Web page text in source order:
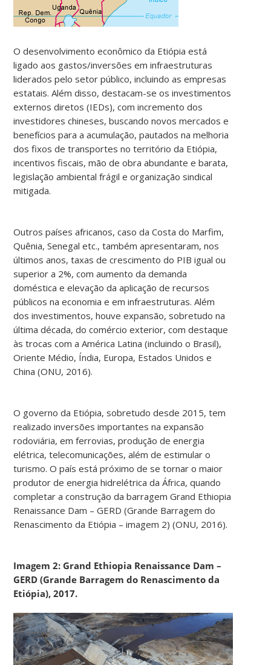
O desenvolvimento econômico da Etiópia está
ligado aos gastos/inversões em infraestruturas
liderados pelo setor público, incluindo as empresas
estatais. Além disso, destacam-se os investimentos
externos diretos (IEDs), com incremento dos
investidores chineses, buscando novos mercados e
benefícios para a acumulação, pautados na melhoria
dos fixos de transportes no território da Etiópia,
incentivos fiscais, mão de obra abundante e barata,
legislação ambiental frágil e organização sindical
mitigada.
Outros países africanos, caso da Costa do Marfim,
Quênia, Senegal etc., também apresentaram, nos
últimos anos, taxas de crescimento do PIB igual ou
superior a 2%, com aumento da demanda
doméstica e elevação da aplicação de recursos
públicos na economia e em infraestruturas. Além
dos investimentos, houve expansão, sobretudo na
última década, do comércio exterior, com destaque
às trocas com a América Latina (incluindo o Brasil),
Oriente Médio, Índia, Europa, Estados Unidos e
China (ONU, 2016).
O governo da Etiópia, sobretudo desde 2015, tem
realizado inversões importantes na expansão
rodoviária, em ferrovias, produção de energia
elétrica, telecomunicações, além de estimular o
turismo. O país está próximo de se tornar o maior
produtor de energia hidrelétrica da África, quando
completar a construção da barragem Grand Ethiopia
Renaissance Dam – GERD (Grande Barragem do
Renascimento da Etiópia – imagem 2) (ONU, 2016).
Imagem 2: Grand Ethiopia Renaissance Dam –
GERD (Grande Barragem do Renascimento da
Etiópia), 2017.